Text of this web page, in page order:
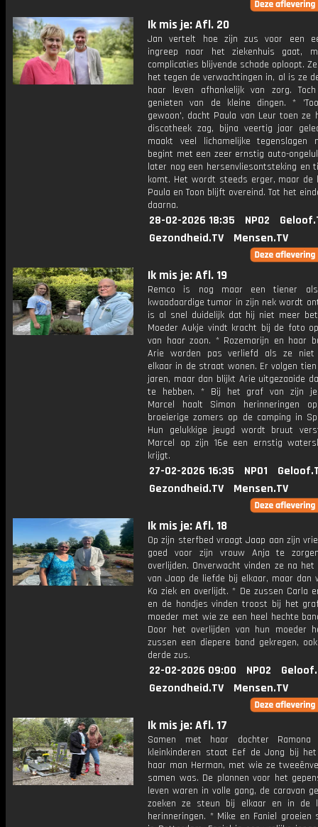
Ik mis je: Afl. 20
Jan vertelt hoe zijn zus voor een
ingreep naar het ziekenhuis gaat,
complicaties blijvende schade oploopt.
het tegen de verwachtingen in, al is ze
haar leven afhankelijk van zorg.
genieten van de kleine dingen. *
gewoon', dacht Paula van Leur toen ze
discotheek zag, bijna veertig jaar
maakt veel lichamelijke tegenslagen
begint met een zeer ernstig auto-
later nog een hersenvliesontsteking en
komt. Het wordt steeds erger, maar de
Paula en Toon blijft overeind. Tot het
daarna.
28-02-2026 18:35 NPO2
Gezondheid.TV
Mensen.TV
Ik mis je: Afl. 19
Remco is nog maar een tiener
kwaadaardige tumor in zijn nek wordt
is al snel duidelijk dat hij niet meer
Moeder Aukje vindt kracht bij de foto
van haar zoon. * Rozemarijn en haar
Arie worden pas verliefd als ze
elkaar in de straat wonen. Er volgen tien
jaren, maar dan blijkt Arie uitgezaaide
te hebben. * Bij het graf van zijn
Marcel haalt Simon herinneringen
broeierige zomers op de camping in
Hun gelukkige jeugd wordt bruut
Marcel op zijn 16e een ernstig
krijgt.
27-02-2026 16:35 NPO1
Gezondheid.TV
Mensen.TV
Ik mis je: Afl. 18
Op zijn sterfbed vraagt Jaap aan zijn
goed voor zijn vrouw Anja te
overlijden. Onverwacht vinden ze na het
van Jaap de liefde bij elkaar, maar dan
Ko ziek en overlijdt. * De zussen Carla
en de hondjes vinden troost bij het
moeder met wie ze een heel hechte
Door het overlijden van hun moeder
zussen een diepere band gekregen,
derde zus.
22-02-2026 09:00 NPO2
Gezondheid.TV
Mensen.TV
Ik mis je: Afl. 17
Samen met haar dochter
kleinkinderen staat Eef de Jong bij
haar man Herman, met wie ze
samen was. De plannen voor het
leven waren in volle gang, de caravan
zoeken ze steun bij elkaar en in de
herinneringen. * Mike en Faniel groeien